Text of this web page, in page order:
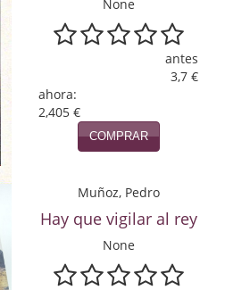
None
antes
3,7 €
ahora:
2,405 €
COMPRAR
Muñoz, Pedro
Hay que vigilar al rey
None